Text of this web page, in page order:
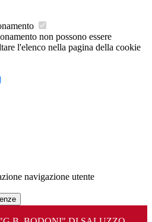
non possono essere
l'elenco nella pagina della cookie
navigazione utente